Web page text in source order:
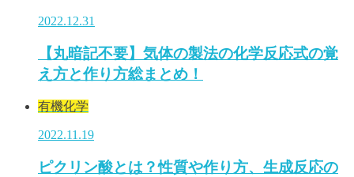
2022.12.31
【丸暗記不要】気体の製法の化学反応式の覚
え方と作り方総まとめ！
有機化学
2022.11.19
ピクリン酸とは？性質や作り方、生成反応の